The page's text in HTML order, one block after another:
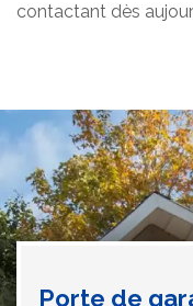
contactant dès
Porte de